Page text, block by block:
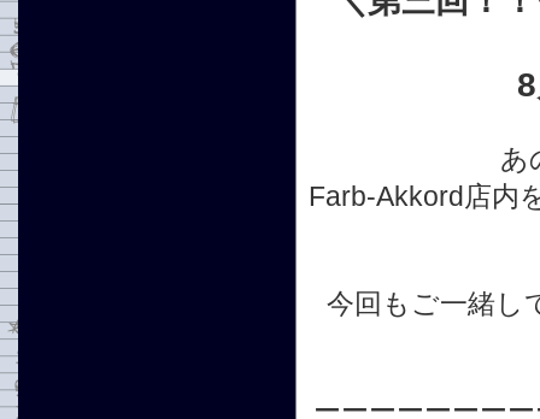
あ
Farb-Akkord店内
今回もご一緒し
ーーーーーーー